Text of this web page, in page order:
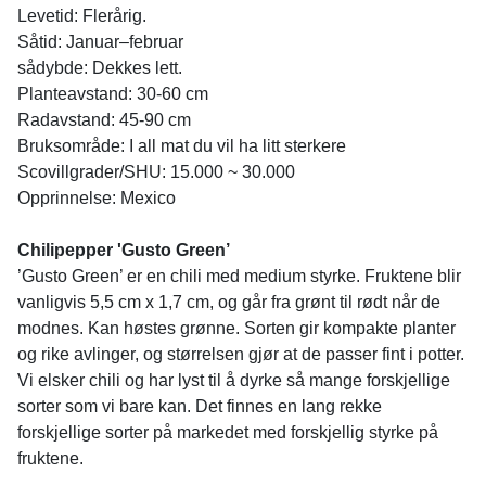
Levetid: Flerårig.
Såtid: Januar–februar
sådybde: Dekkes lett.
Planteavstand: 30-60 cm
Radavstand: 45-90 cm
Bruksområde: I all mat du vil ha litt sterkere
Scovillgrader/SHU: 15.000 ~ 30.000
Opprinnelse: Mexico
Chilipepper 'Gusto Green’
’Gusto Green’ er en chili med medium styrke. Fruktene blir
vanligvis 5,5 cm x 1,7 cm, og går fra grønt til rødt når de
modnes. Kan høstes grønne. Sorten gir kompakte planter
og rike avlinger, og størrelsen gjør at de passer fint i potter.
Vi elsker chili og har lyst til å dyrke så mange forskjellige
sorter som vi bare kan. Det finnes en lang rekke
forskjellige sorter på markedet med forskjellig styrke på
fruktene.